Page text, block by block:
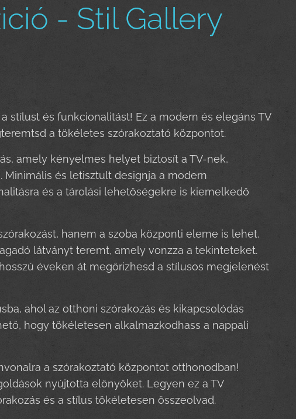
- Stil Gallery
stílust és funkcionalitást! Ez a modern és elegáns TV
a tökéletes szórakoztató központot.
amely kényelmes helyet biztosít a TV-nek,
és letisztult designja a modern
és a tárolási lehetőségekre is kiemelkedő
hanem a szoba központi eleme is lehet.
látványt teremt, amely vonzza a tekinteteket.
éveken át megőrizhesd a stílusos megjelenést
ahol az otthoni szórakozás és kikapcsolódás
hogy tökéletesen alkalmazkodhass a nappali
a szórakoztató központot otthonodban!
nyújtotta előnyöket. Legyen ez a TV
és a stílus tökéletesen összeolvad.